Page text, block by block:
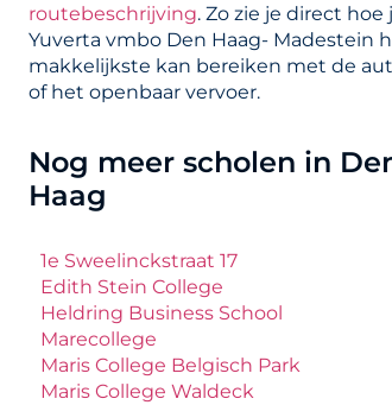
routebeschrijving. Zo zie je direct hoe
Yuverta vmbo Den Haag- Madestein
makkelijkste kan bereiken met de
of het openbaar vervoer.
Nog meer scholen in
Haag
1e Sweelinckstraat 17
Edith Stein College
Heldring Business School
Marecollege
Maris College Belgisch Park
Maris College Waldeck